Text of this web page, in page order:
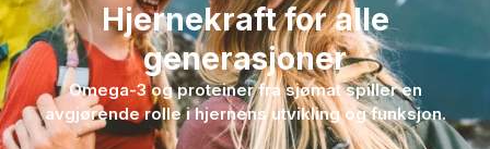
Hjernekraft for alle
generasjoner
Omega-3 og proteiner fra sjømat spiller en
avgjørende rolle i hjernens utvikling og funksjon.